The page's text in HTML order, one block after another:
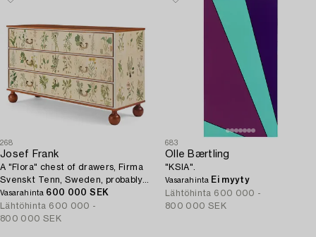
268
Josef Frank
A "Flora" chest of drawers, Firma
Svenskt Tenn, Sweden, probably
1970s.
Vasarahinta 600 000 SEK
Lähtöhinta 600 000 -
800 000 SEK
683
Olle Bærtling
"KSIA".
Vasarahinta Ei myyty
Lähtöhinta 600 000 -
800 000 SEK